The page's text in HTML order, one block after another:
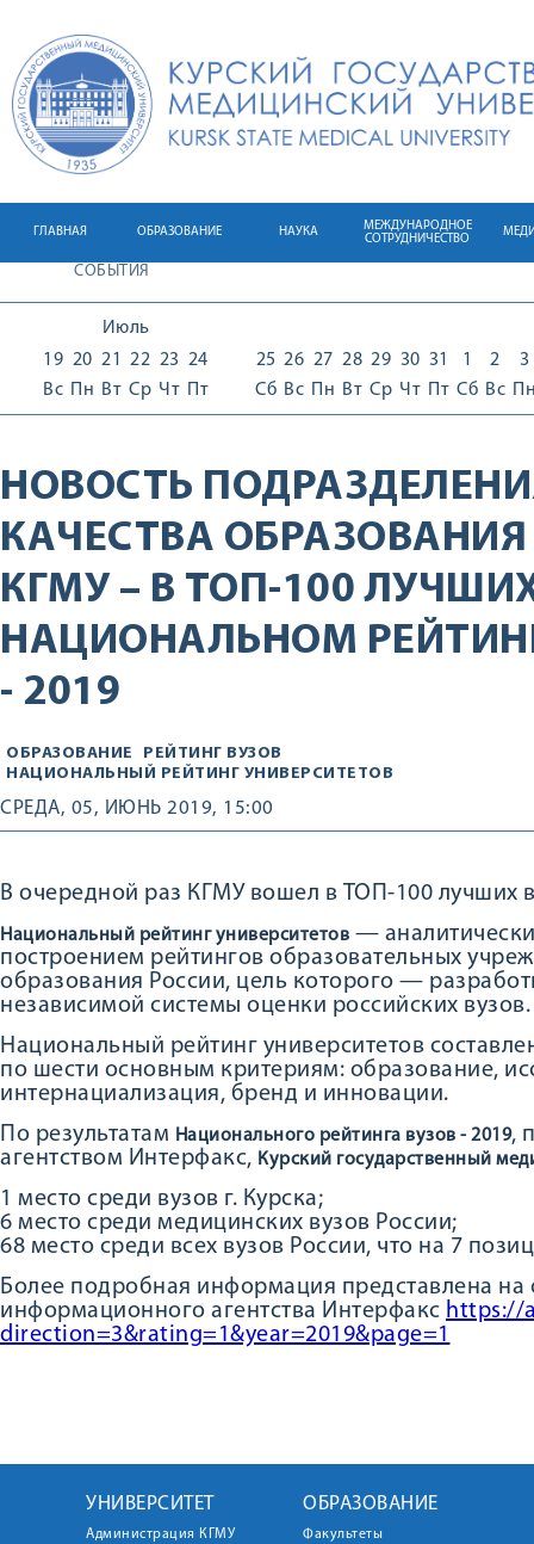
ГЛАВНАЯ ОБРАЗОВАНИЕ НАУКА
МЕЖДУНАРОДНОЕ
СОТРУДНИЧЕСТВО
СОБЫТИЯ
Июль
19
Вс
20
Пн
21
Вт
22
Ср
23
Чт
24
Пт
25
Сб
26
Вс
27
Пн
28
Вт
29
Ср
30
Чт
31
Пт
1
Сб
2
Вс
3
НОВОСТЬ
КАЧЕСТВА ОБРАЗОВАНИЯ
КГМУ – В ТОП-100
НАЦИОНАЛЬНОМ
- 2019
ОБРАЗОВАНИЕ
РЕЙТИНГ ВУЗОВ
НАЦИОНАЛЬНЫЙ РЕЙТИНГ УНИВЕРСИТЕТОВ
СРЕДА, 05, ИЮНЬ 2019, 15:00
В очередной раз КГМУ вошел в ТОП-100 лучших
Национальный рейтинг университетов —
построением рейтингов образовательных
образования России, цель которого —
независимой системы оценки российских вузов.
Национальный рейтинг университетов
по шести основным критериям: образование,
интернациализация, бренд и инновации.
По результатам Национального рейтинга вузов - 2019,
агентством Интерфакс, Курский государственный
1 место среди вузов г. Курска;
6 место среди медицинских вузов России;
68 место среди всех вузов России, что на 7
Более подробная информация представлена на
информационного агентства Интерфакс https://
direction=3&rating=1&year=2019&page=1
УНИВЕРСИТЕТ
Администрация КГМУ
ОБРАЗОВАНИЕ
Факультеты